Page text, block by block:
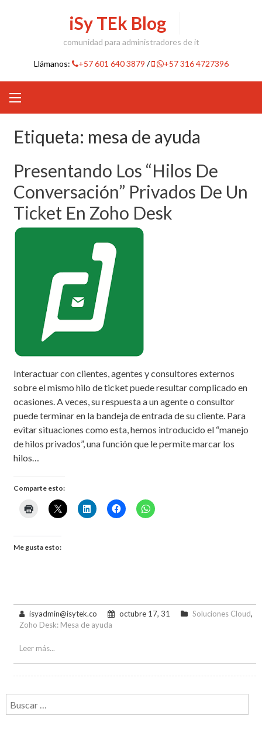
iSy TEk Blog
comunidad para administradores de it
Llámanos: +57 601 640 3879 / +57 316 4727396
Etiqueta: mesa de ayuda
Presentando Los “hilos De
Conversación” Privados De Un
Ticket En Zoho Desk
Interactuar con clientes, agentes y consultores externos
sobre el mismo hilo de ticket puede resultar complicado en
ocasiones. A veces, su respuesta a un agente o consultor
puede terminar en la bandeja de entrada de su cliente. Para
evitar situaciones como esta, hemos introducido el “manejo
de hilos privados”, una función que le permite marcar los
hilos…
Comparte esto:
Me gusta esto:
isyadmin@isytek.co octubre 17, 31 Soluciones Cloud,
Zoho Desk: Mesa de ayuda
Leer más...
Buscar: